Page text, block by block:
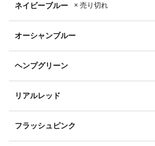
ネイビーブルー × 売り切れ
オーシャンブルー
ヘンプグリーン
リアルレッド
フラッシュピンク